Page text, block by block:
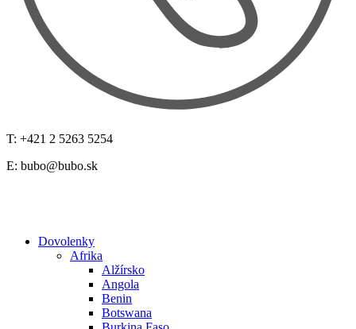
T: +421 2 5263 5254
E: bubo@bubo.sk
Dovolenky
Afrika
Alžírsko
Angola
Benin
Botswana